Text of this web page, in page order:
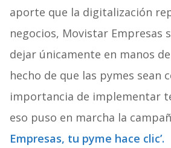
aporte que la digitalización
negocios, Movistar Empresas
dejar únicamente en manos
hecho de que las pymes sean
importancia de implementar
eso puso en marcha la
Empresas, tu pyme hace clic’.